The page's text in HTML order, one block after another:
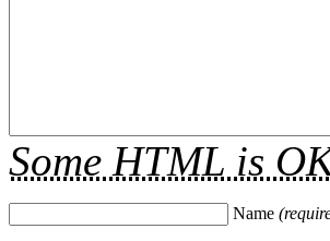
Some HTML is
Name